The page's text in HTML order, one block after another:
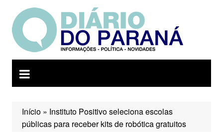
para
conteúdo
Início» Instituto Positivo seleciona escolas
públicas para receber kits de robótica gratuitos